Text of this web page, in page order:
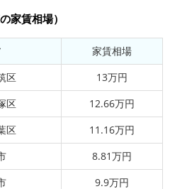
家賃相場）
家賃相場
区
13万円
区
12.66万円
区
11.16万円
8.81万円
9.9万円